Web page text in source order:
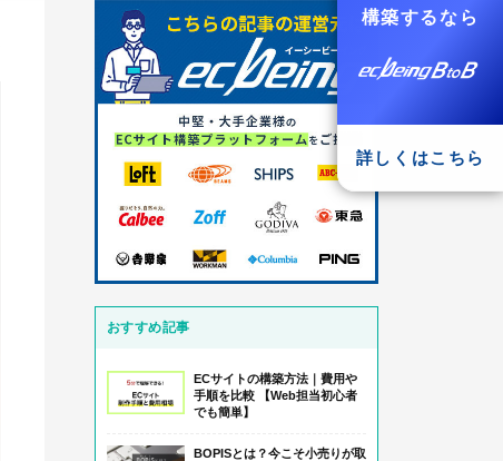
構築するなら
詳しくはこちら
おすすめ記事
ECサイトの構築方法｜費用や
手順を比較 【Web担当初心者
でも簡単】
BOPISとは？今こそ小売りが取